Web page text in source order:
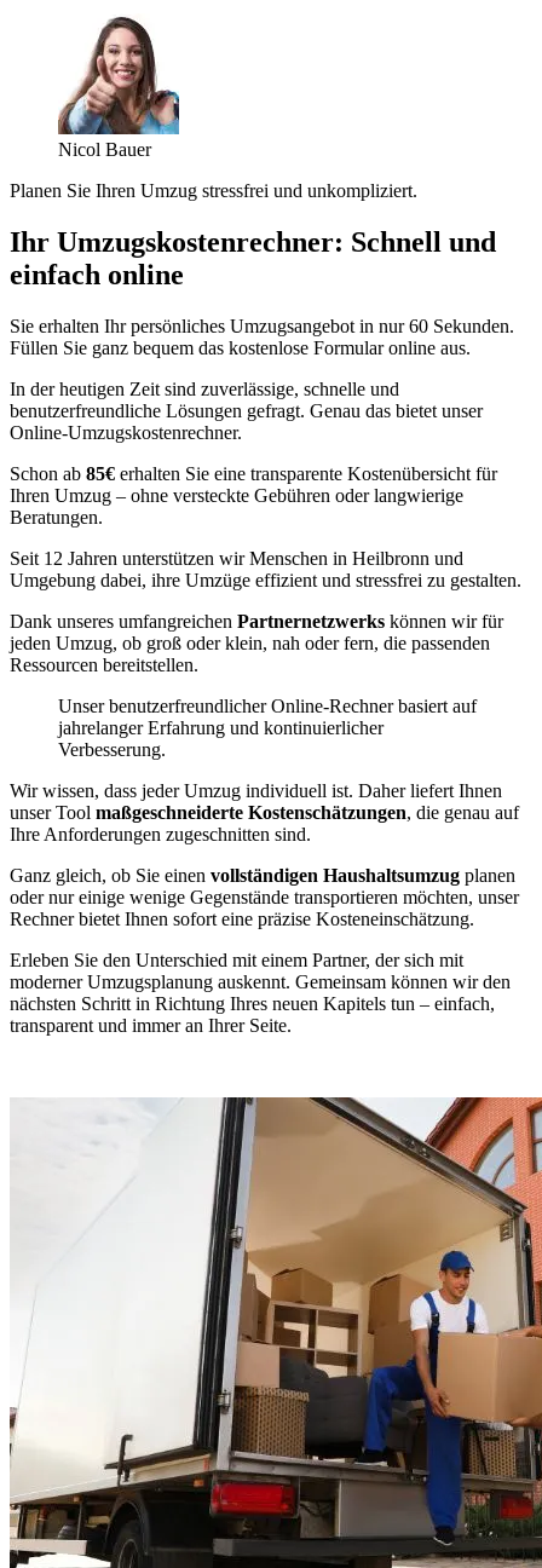
Nicol Bauer
Planen Sie Ihren Umzug stressfrei und unkompliziert.
Ihr Umzugskostenrechner: Schnell und
einfach online
Sie erhalten Ihr persönliches Umzugsangebot in nur 60 Sekunden.
Füllen Sie ganz bequem das kostenlose Formular online aus.
In der heutigen Zeit sind zuverlässige, schnelle und
benutzerfreundliche Lösungen gefragt. Genau das bietet unser
Online-Umzugskostenrechner.
Schon ab 85€ erhalten Sie eine transparente Kostenübersicht für
Ihren Umzug – ohne versteckte Gebühren oder langwierige
Beratungen.
Seit 12 Jahren unterstützen wir Menschen in Heilbronn und
Umgebung dabei, ihre Umzüge effizient und stressfrei zu gestalten.
Dank unseres umfangreichen Partnernetzwerks können wir für
jeden Umzug, ob groß oder klein, nah oder fern, die passenden
Ressourcen bereitstellen.
Unser benutzerfreundlicher Online-Rechner basiert auf
jahrelanger Erfahrung und kontinuierlicher
Verbesserung.
Wir wissen, dass jeder Umzug individuell ist. Daher liefert Ihnen
unser Tool maßgeschneiderte Kostenschätzungen, die genau auf
Ihre Anforderungen zugeschnitten sind.
Ganz gleich, ob Sie einen vollständigen Haushaltsumzug planen
oder nur einige wenige Gegenstände transportieren möchten, unser
Rechner bietet Ihnen sofort eine präzise Kosteneinschätzung.
Erleben Sie den Unterschied mit einem Partner, der sich mit
moderner Umzugsplanung auskennt. Gemeinsam können wir den
nächsten Schritt in Richtung Ihres neuen Kapitels tun – einfach,
transparent und immer an Ihrer Seite.